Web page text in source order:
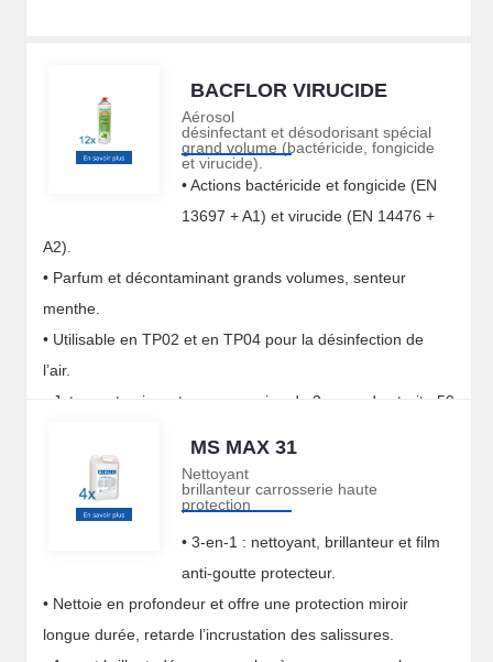
BACFLOR VIRUCIDE
Aérosol
désinfectant et désodorisant spécial
grand volume (bactéricide, fongicide
et virucide).
• Actions bactéricide et fongicide (EN
13697 + A1) et virucide (EN 14476 +
A2).
• Parfum et décontaminant grands volumes, senteur
menthe.
• Utilisable en TP02 et en TP04 pour la désinfection de
l’air.
• Jet sec et puissant : une pression de 3 secondes traite 50
MS MAX 31
Nettoyant
brillanteur carrosserie haute
protection
• 3-en-1 : nettoyant, brillanteur et film
anti-goutte protecteur.
• Nettoie en profondeur et offre une protection miroir
longue durée, retarde l’incrustation des salissures.